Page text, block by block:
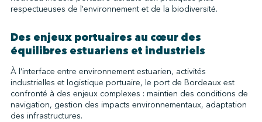
respectueuses de l'environnement et de la biodiversité.
Des enjeux portuaires au cœur des
équilibres estuariens et industriels
À l’interface entre environnement estuarien, activités
industrielles et logistique portuaire, le port de Bordeaux est
confronté à des enjeux complexes : maintien des conditions de
navigation, gestion des impacts environnementaux, adaptation
des infrastructures.